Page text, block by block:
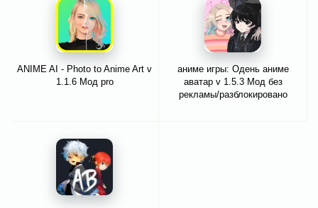
ANIME AI - Photo to Anime Art v
1.1.6 Мод pro
аниме игры: Одень аниме
аватар v 1.5.3 Мод без
рекламы/разблокировано